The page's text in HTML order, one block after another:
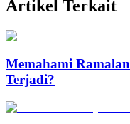
Artikel Terkait
Memahami
Terjadi?